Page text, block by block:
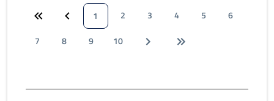
1 2 3 4 5
6
7
8 9 10